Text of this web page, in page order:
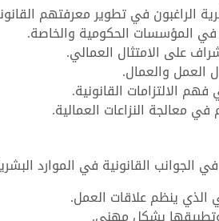
الراغبون في تطوير معرفتهم
المؤسسات الحكومية والخاصة.
على الامتثال العمالي.
العمل والعمال.
الالتزامات القانونية.
معالجة النزاعات العمالية.
الجوانب القانونية في الموارد
الذي ينظم علاقات العمل.